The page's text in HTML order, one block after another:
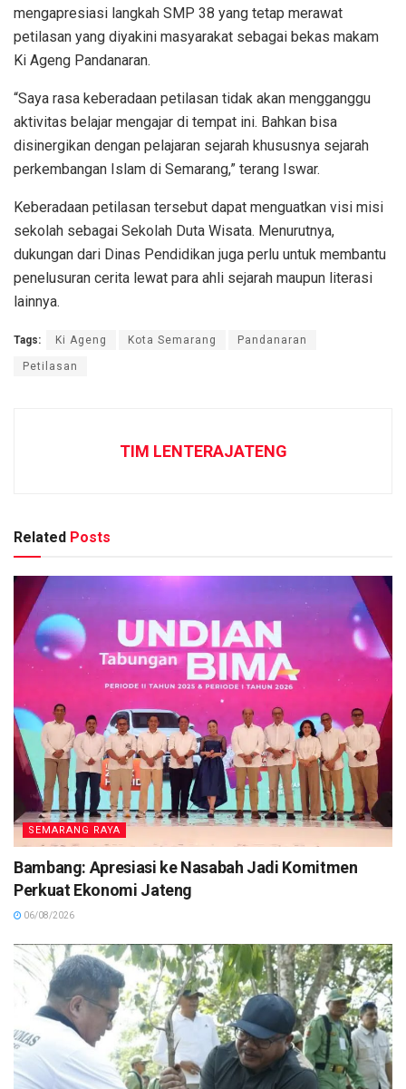
mengapresiasi langkah SMP 38 yang tetap merawat
petilasan yang diyakini masyarakat sebagai bekas makam
Ki Ageng Pandanaran.
“Saya rasa keberadaan petilasan tidak akan mengganggu
aktivitas belajar mengajar di tempat ini. Bahkan bisa
disinergikan dengan pelajaran sejarah khususnya sejarah
perkembangan Islam di Semarang,” terang Iswar.
Keberadaan petilasan tersebut dapat menguatkan visi misi
sekolah sebagai Sekolah Duta Wisata. Menurutnya,
dukungan dari Dinas Pendidikan juga perlu untuk membantu
penelusuran cerita lewat para ahli sejarah maupun literasi
lainnya.
Tags: Ki Ageng Kota Semarang Pandanaran
Petilasan
TIM LENTERAJATENG
Related Posts
SEMARANG RAYA
Bambang: Apresiasi ke Nasabah Jadi Komitmen
Perkuat Ekonomi Jateng
06/08/2026